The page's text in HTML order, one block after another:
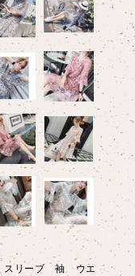
スリーブ 袖 ウエ